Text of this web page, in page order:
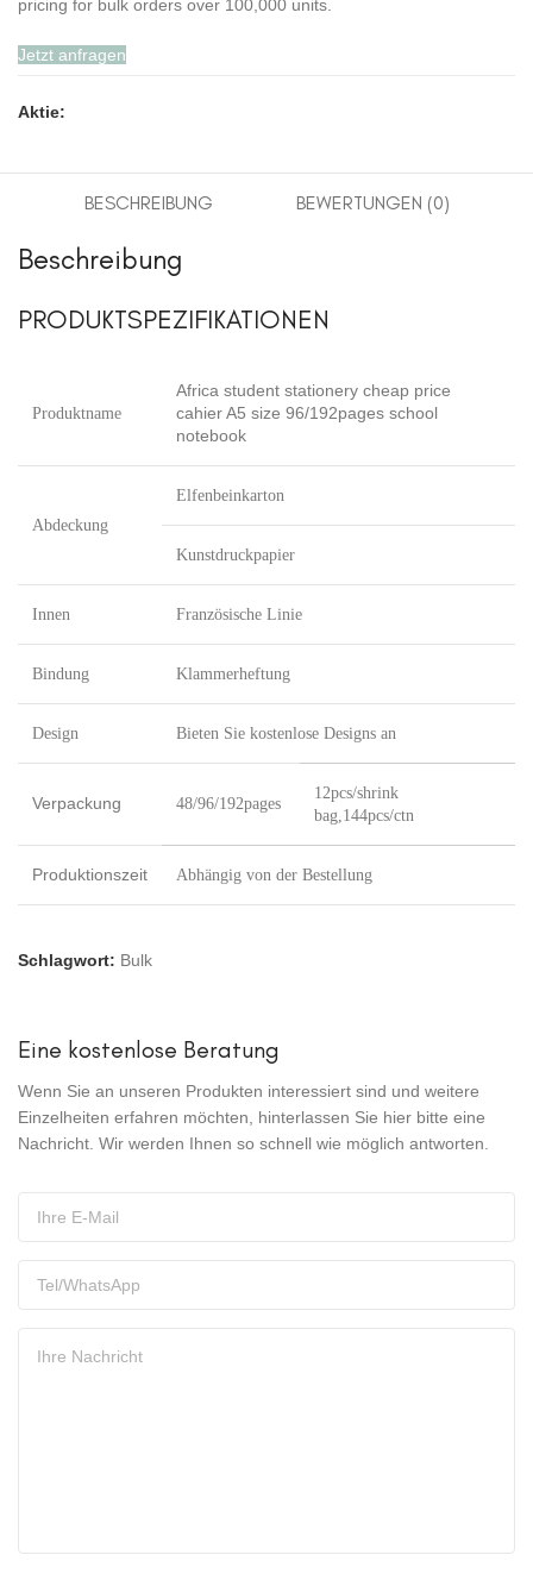
pricing for bulk orders over 100,000 units.
Jetzt anfragen
Aktie:
BESCHREIBUNG BEWERTUNGEN (0)
Beschreibung
PRODUKTSPEZIFIKATIONEN
Produktname
Africa student stationery cheap price
cahier A5 size 96/192pages school
notebook
Abdeckung
Elfenbeinkarton
Kunstdruckpapier
Innen Französische Linie
Bindung Klammerheftung
Design Bieten Sie kostenlose Designs an
Verpackung 48/96/192pages
12pcs/shrink
bag,144pcs/ctn
Produktionszeit Abhängig von der Bestellung
Schlagwort: Bulk
Eine kostenlose Beratung
Wenn Sie an unseren Produkten interessiert sind und weitere
Einzelheiten erfahren möchten, hinterlassen Sie hier bitte eine
Nachricht. Wir werden Ihnen so schnell wie möglich antworten.